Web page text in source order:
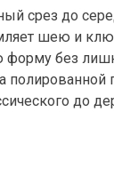
срез до
шею и
форму без
до